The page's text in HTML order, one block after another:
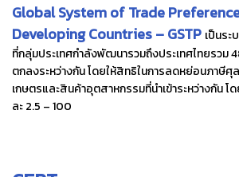
Global System of Trade
Developing Countries – GSTP เป็นร
ที่กลุ่มประเทศกำลังพัฒนารวมถึงประเทศไทยรวม
ตกลงระหว่างกัน โดยให้สิทธิในการลดหย่อนภาษีศุ
เกษตรและสินค้าอุตสาหกรรมที่นำเข้าระหว่างกัน
ละ 2.5 – 100